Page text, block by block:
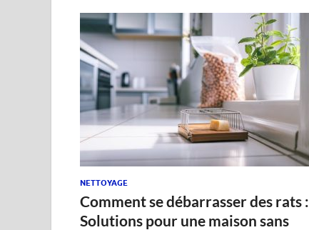
NETTOYAGE
Comment se débarrasser des rats :
Solutions pour une maison sans